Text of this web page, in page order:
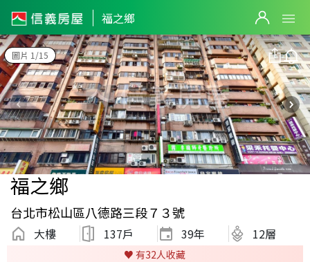
福之鄉
圖片 1/15
福之鄉
台北市松山區八德路三段７３號
大樓 137戶 39年 12層
♥️ 有32人收藏